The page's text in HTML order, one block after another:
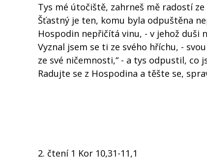
Tys mé útočiště, zahrneš mě radostí ze
Šťastný je ten, komu byla odpuštěna
Hospodin nepřičítá vinu, - v jehož duši
Vyznal jsem se ti ze svého hříchu, -
ze své ničemnosti,“ - a tys odpustil, co
Radujte se z Hospodina a těšte se,
2. čtení 1 Kor 10,31-11,1